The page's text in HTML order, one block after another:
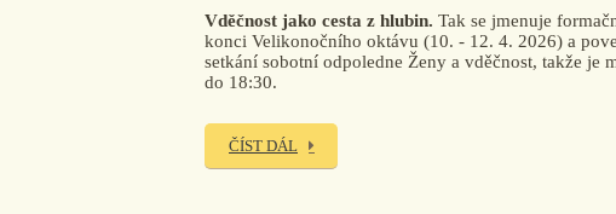
Vděčnost jako cesta z hlubin. Tak se jmenuje
konci Velikonočního oktávu (10. - 12. 4. 2026) a
setkání sobotní odpoledne Ženy a vděčnost, takže je
do 18:30.
ČÍST DÁL